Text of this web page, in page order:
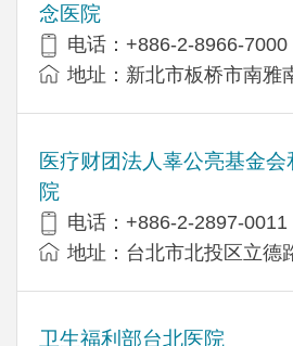
念医院
电话：+886-2-8966-7000
地址：新北市板桥市南雅
医疗财团法人辜公亮基金
院
电话：+886-2-2897-0011
地址：台北市北投区立德
卫生福利部台北医院